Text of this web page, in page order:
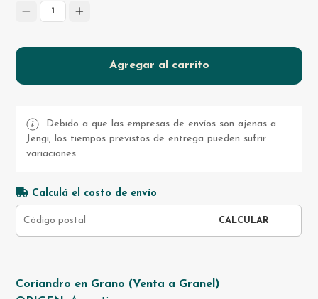
1
Agregar al carrito
Debido a que las empresas de envíos son ajenas a
Jengi, los tiempos previstos de entrega pueden sufrir
variaciones.
Calculá el costo de envío
CALCULAR
Coriandro en Grano (Venta a Granel)